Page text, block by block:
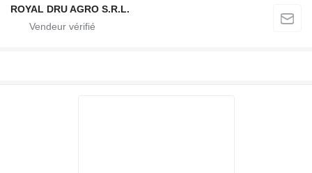
ROYAL DRU AGRO S.R.L.